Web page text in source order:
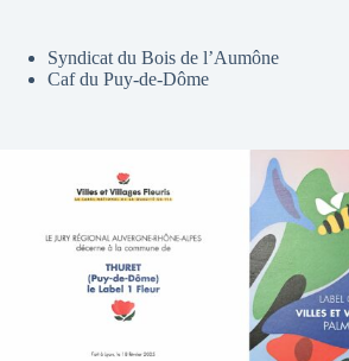
Syndicat du Bois de l’Aumône
Caf du Puy-de-Dôme